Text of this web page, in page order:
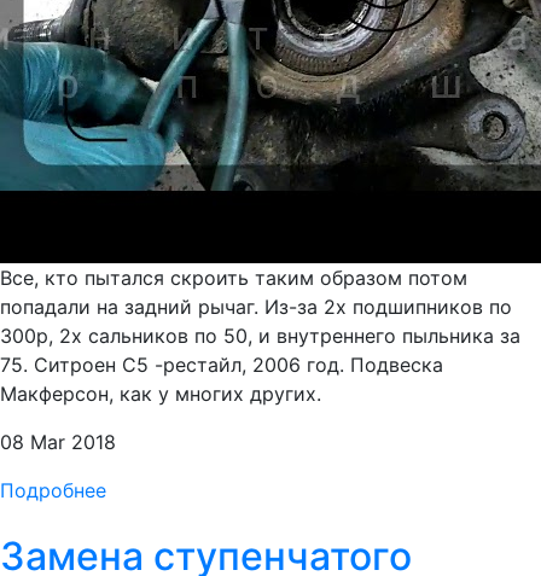
Все, кто пытался скроить таким образом потом
попадали на задний рычаг. Из-за 2х подшипников по
300р, 2х сальников по 50, и внутреннего пыльника за
75. Ситроен С5 -рестайл, 2006 год. Подвеска
Макферсон, как у многих других.
08 Mar 2018
Подробнее
Замена ступенчатого